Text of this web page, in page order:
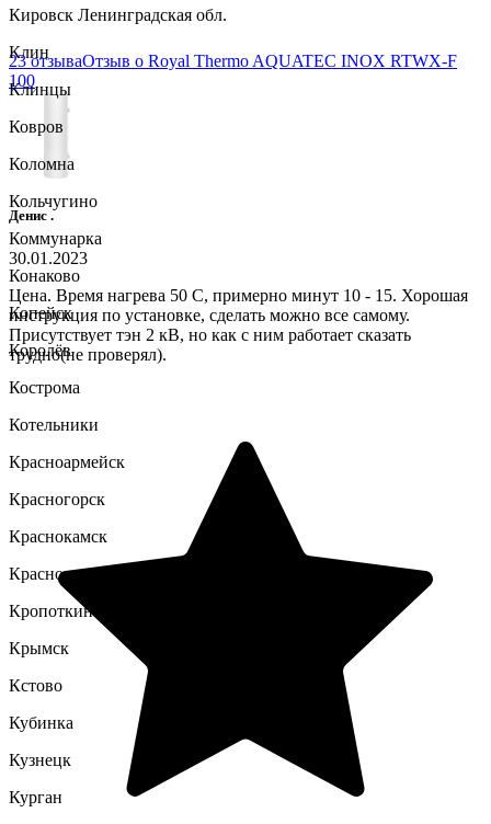
23 отзываОтзыв о Royal Thermo AQUATEC INOX RTWX-F
100
Денис .
30.01.2023
Цена. Время нагрева 50 С, примерно минут 10 - 15. Хорошая
инструкция по установке, сделать можно все самому.
Присутствует тэн 2 кВ, но как с ним работает сказать
трудно(не проверял).
Кировск Ленинградская обл.
Клин
Клинцы
Ковров
Коломна
Кольчугино
Коммунарка
Конаково
Копейск
Королёв
Кострома
Котельники
Красноармейск
Красногорск
Краснокамск
Красноярск
Кропоткин
Крымск
Кстово
Кубинка
Кузнецк
Курган